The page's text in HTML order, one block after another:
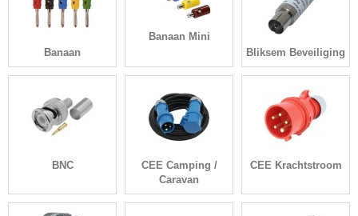
Banaan
Banaan Mini
Bliksem Beveiliging
BNC
CEE Camping /
Caravan
CEE Krachtstroom